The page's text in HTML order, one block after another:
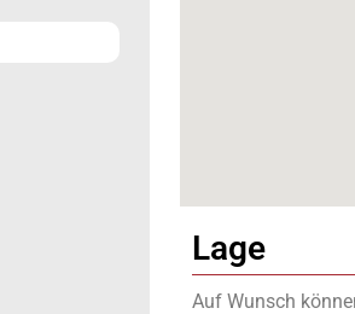
Lage
Auf Wunsch